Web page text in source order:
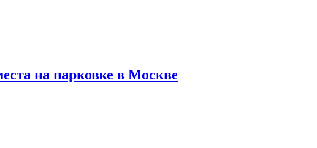
на парковке в Москве